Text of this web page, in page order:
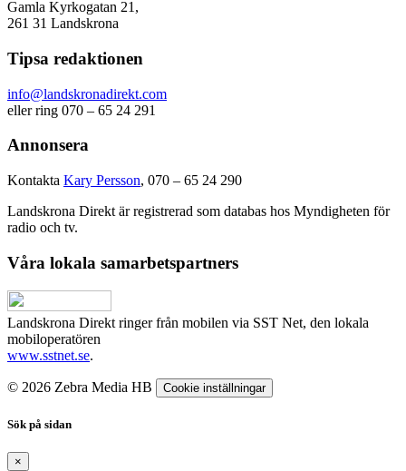
Gamla Kyrkogatan 21,
261 31 Landskrona
Tipsa redaktionen
info@landskronadirekt.com
eller ring 070 – 65 24 291
Annonsera
Kontakta Kary Persson, 070 – 65 24 290
Landskrona Direkt är registrerad som databas hos Myndigheten för
radio och tv.
Våra lokala samarbetspartners
Landskrona Direkt ringer från mobilen via SST Net, den lokala
mobiloperatören
www.sstnet.se.
© 2026 Zebra Media HB Cookie inställningar
Sök på sidan
×